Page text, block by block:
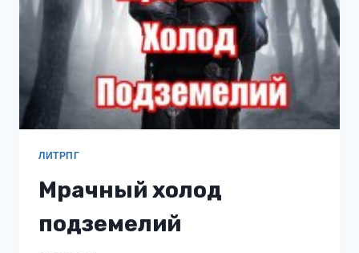
ЛИТРПГ
Мрачный холод
подземелий